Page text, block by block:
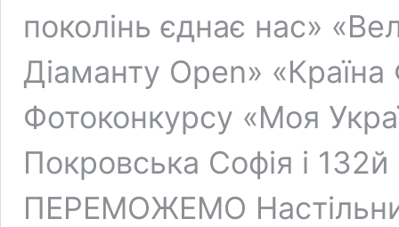
поколінь єднає нас»
Діаманту Open» «Країна
Фотоконкурсу «Моя
Покровська Софія і
ПЕРЕМОЖЕМО